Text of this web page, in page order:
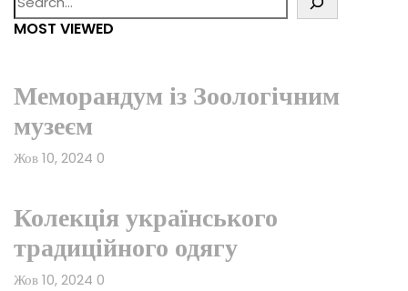
MOST VIEWED
Меморандум із Зоологічним
музеєм
Жов 10, 2024 0
Колекція українського
традиційного одягу
Жов 10, 2024 0